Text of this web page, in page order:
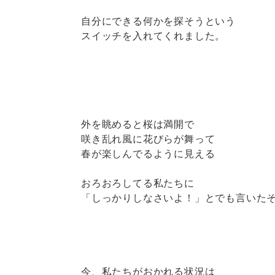
自分にできる何かを探そうという
スイッチを入れてくれました。
外を眺めると桜は満開で
咲き乱れ風に花びらが舞って
春が楽しんでるように見える
おろおろしてる私たちに
「しっかりしなさいよ！」とでも言いた
今、私たちがおかれる状況は